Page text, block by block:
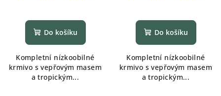
Do košíku
Kompletní nízkoobilné
krmivo s vepřovým masem
a tropickým...
Do košíku
Kompletní nízkoobilné
krmivo s vepřovým masem
a tropickým...